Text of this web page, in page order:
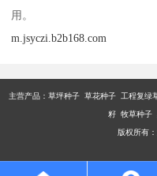
用。
m.jsyczi.b2b168.com
主营产品： 草坪种子 草花种子 工程复绿
籽 牧草种子
版权所有